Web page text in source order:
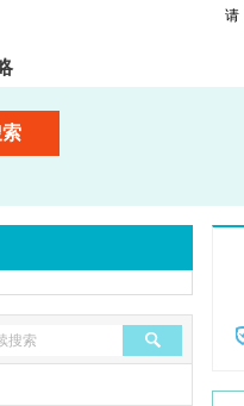
请
搜索